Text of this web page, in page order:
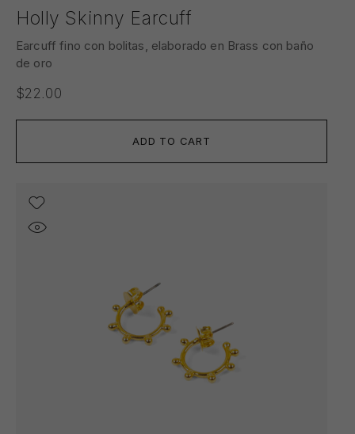
ADD TO CART
Holly Skinny Earcuff
Earcuff fino con bolitas, elaborado en Brass con baño
de oro
$22.00